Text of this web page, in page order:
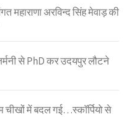
महाराणा अरविन्द सिंह मेवाड़ की
से PhD कर उदयपुर लौटने
चीखों में बदल गई…स्कॉर्पियो से